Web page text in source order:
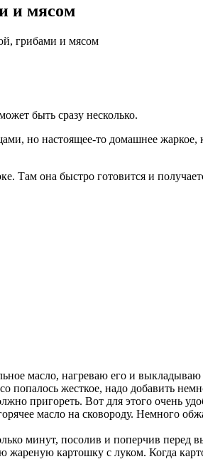
и мясом
грибами и мясом
быть сразу несколько.
но настоящее-то домашнее
Там она быстро готовится и
масло, нагреваю его и
попалось жесткое, надо добавить
пригореть. Вот для этого очень
масло на сковороду. Немного
минут, посолив и поперчив перед
картошку с луком. Когда